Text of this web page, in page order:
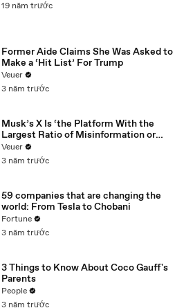
19 năm trước
Former Aide Claims She Was Asked to
Make a ‘Hit List’ For Trump
Veuer
3 năm trước
Musk’s X Is ‘the Platform With the
Largest Ratio of Misinformation or
Disinformation’ Amongst All Social
Media Platforms
Veuer
3 năm trước
59 companies that are changing the
world: From Tesla to Chobani
Fortune
3 năm trước
3 Things to Know About Coco Gauff's
Parents
People
3 năm trước